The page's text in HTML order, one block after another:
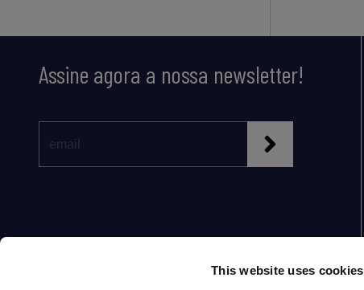
This website uses cookies
Assine agora a nossa newsletter!